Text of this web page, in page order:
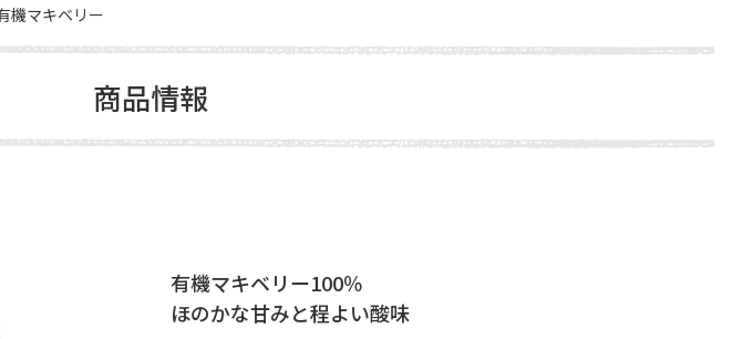
機マキベリー
商品情報
有機マキベリー100％
ほのかな甘みと程よい酸味